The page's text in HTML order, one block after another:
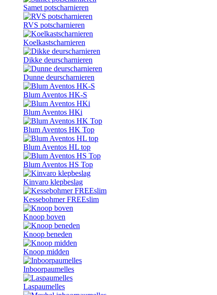
Samet potscharnieren
RVS potscharnieren
Koelkastscharnieren
Dikke deurscharnieren
Dunne deurscharnieren
Blum Aventos HK-S
Blum Aventos HKi
Blum Aventos HK Top
Blum Aventos HL top
Blum Aventos HS Top
Kinvaro klepbeslag
Kessebohmer FREEslim
Knoop boven
Knoop beneden
Knoop midden
Inboorpaumelles
Laspaumelles